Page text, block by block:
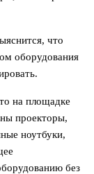
что
оборудования
на площадке
проекторы,
ноутбуки,
без